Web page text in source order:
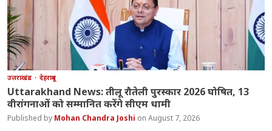
उत्तराखंड देहरादून
Uttarakhand News: तीलू रौतेली पुरस्कार 2026 घोषित, 13
वीरांगनाओं को सम्मानित करेंगे सीएम धामी
Mohan Chandra Joshi August 7, 2026